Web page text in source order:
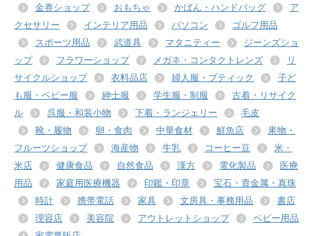
金券ショップ
おもちゃ かばん・ハンドバッグ
ア
クセサリー
インテリア用品 パソコン
ゴルフ用品
スポーツ用品
武道具 マタニティー
ジーンズショ
ップ
フラワーショップ メガネ・コンタクトレンズ
リ
サイクルショップ
衣料品店 婦人服・ブティック
子ど
も服・ベビー服
紳士服 学生服・制服
古着・リサイク
ル
呉服・和装小物 下着・ランジェリー
毛皮
靴・履物
卵・食肉 中華食材 鮮魚店
果物・
フルーツショップ
海産物 牛乳 コーヒー豆
米・
米店
健康食品 自然食品 漢方 電化製品
医療
用品
家庭用医療機器 印鑑・印章
宝石・貴金属・真珠
時計
携帯電話 家具 文房具・事務用品
書店
理容店
美容院 アウトレットショップ
ベビー用品